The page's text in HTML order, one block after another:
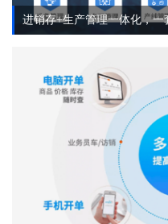
进销存+生产管理一体化，一